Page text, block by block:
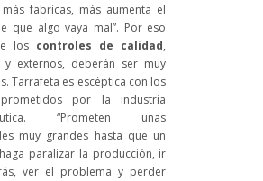
más fabricas, más aumenta el
que algo vaya mal”. Por eso
los controles de calidad,
y externos, deberán ser muy
Tarrafeta es escéptica con los
por la industria
“Prometen unas
muy grandes hasta que un
paralizar la producción, ir
ver el problema y perder